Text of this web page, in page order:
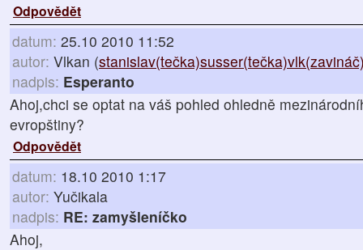
Odpovědět
datum: 25.10 2010 11:52
autor: Vlkan (
nadpis: Esperanto
Ahoj,chci se optat na váš pohled ohledně
evropštiny?
Odpovědět
datum: 18.10 2010 1:17
autor: Yučikala
nadpis: RE: zamyšleníčko
Ahoj,